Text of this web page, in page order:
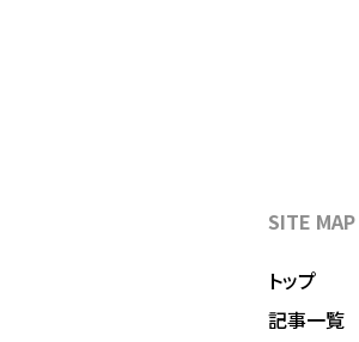
SITE MAP
トップ
記事一覧